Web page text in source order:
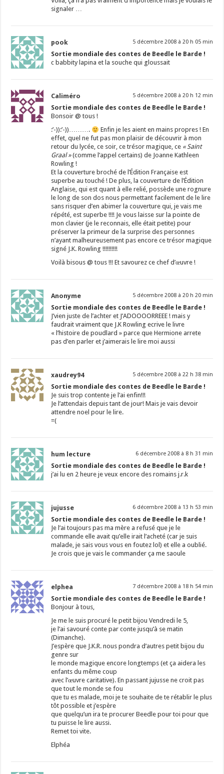
signaler …
pook 5 décembre 2008 à 20 h 05 min
Sortie mondiale des contes de Beedle le Barde !
c babbity lapina et la souche qui gloussait
Caliméro 5 décembre 2008 à 20 h 12 min
Sortie mondiale des contes de Beedle le Barde !
Bonsoir @ tous !
:’-)):’-))……….
Enfin je les aient en mains propres ! En
effet, quel ne fut pas mon plaisir de découvrir à mon
retour du lycée, ce soir, ce trésor magique, ce « Saint
Graal »(comme l’appel certains) de Joanne Kathleen
Rowling !
Et la couverture broché de l’Édition Française est
superbe au touché ! De plus, la couverture de l’Édition
Anglaise, qui est quant à elle relié, possède une rognure
le long de son dos nous permettant facilement de le lire
sans risquer d’en abimer la couverture qui, je vais me
répété, est superbe !!!! Je vous laisse sur la pointe de
mon clavier (je le reconnais, elle était petite) pour
préserver la primeur de la surprise des personnes
n’ayant malheureusement pas encore ce trésor magique
signé J.K. Rowling !!!!!!!!!!
Voilà bisous @ tous !!! Et savourez ce chef d’œuvre !
Anonyme 5 décembre 2008 à 20 h 20 min
Sortie mondiale des contes de Beedle le Barde !
J’vien juste de l’achter et J’ADOOOORREEE ! mais y
faudrait vraiment que J.K Rowling ecrive le livre
« l’histoire de poudlard » parce que Hermione arrete
pas d’en parler et j’aimerais le lire moi aussi
xaudrey94 5 décembre 2008 à 22 h 38 min
Sortie mondiale des contes de Beedle le Barde !
Je suis trop contente je l’ai enfin!!!
Je l’attendais depuis tant de jour! Mais je vais devoir
attendre noel pour le lire.
=(
hum lecture 6 décembre 2008 à 8 h 31 min
Sortie mondiale des contes de Beedle le Barde !
j’ai lu en 2 heure je veux encore des romains j.r.k
jujusse 6 décembre 2008 à 13 h 53 min
Sortie mondiale des contes de Beedle le Barde !
Je l’ai toujours pas ma mère a refusé que je le
commande elle avait qu’elle irait l’acheté (car je suis
malade, je sais vous vous en foutez lol) et elle a oublié.
Je crois que je vais le commander ça me saoule
elphea 7 décembre 2008 à 18 h 54 min
Sortie mondiale des contes de Beedle le Barde !
Bonjour à tous,
Je me le suis procuré le petit bijou Vendredi le 5,
je l’ai savouré conte par conte jusqu’à se matin
(Dimanche).
J’espère que J.K.R. nous pondra d’autres petit bijou du
genre sur
le monde magique encore longtemps (et ça aidera les
enfants du même coup
avec l’œuvre caritative). En passant jujusse ne croit pas
que tout le monde se fou
que tu es malade, moi je te souhaite de te rétablir le plus
tôt possible et j’espère
que quelqu’un ira te procurer Beedle pour toi pour que
tu puisse le lire aussi.
Remet toi vite.
Elphéa